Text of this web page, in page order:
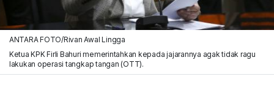
ANTARA FOTO/Rivan Awal Lingga
Ketua KPK Firli Bahuri memerintahkan kepada jajarannya agak tidak ragu
lakukan operasi tangkap tangan (OTT).